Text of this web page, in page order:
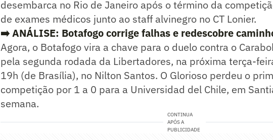
desembarca no Rio de Janeiro após o término da
de exames médicos junto ao staff alvinegro no CT Lonier.
➡️ANÁLISE: Botafogo corrige falhas e redescobre
Agora, o Botafogo vira a chave para o duelo contra o
pela segunda rodada da Libertadores, na próxima terça-
19h (de Brasília), no Nilton Santos. O Glorioso perdeu o
competição por 1 a 0 para a Universidad del Chile, em
semana.
CONTINUA
APÓS A
PUBLICIDADE